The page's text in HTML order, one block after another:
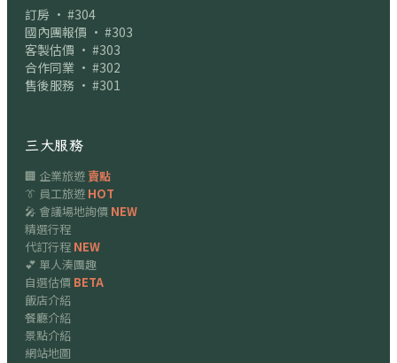
訂房 · #304
國內團報價 · #303
客製估價 · #303
合作同業 · #302
售後服務 · #301
三大服務
🏢 企業旅遊賣點
👔 員工旅遊 HOT
🎤 會議場地詢價 NEW
精選行程
代訂行程 NEW
💕 單人湊團趣
自選估價 BETA
飯店介紹
餐廳介紹
景點介紹
網站地圖